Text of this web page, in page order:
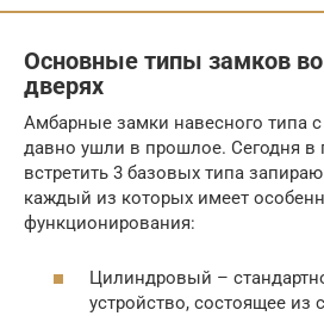
Основные типы замков
дверях
Амбарные замки навесного типа
давно ушли в прошлое. Сегодня
встретить 3 базовых типа
каждый из которых имеет
функционирования:
Цилиндровый –
устройство, состоящее из